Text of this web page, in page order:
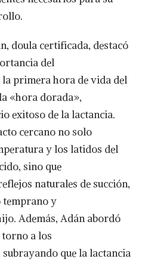
doula certificada, destacó
del
primera hora de vida del
«hora dorada»,
exitoso de la lactancia.
cercano no solo
y los latidos del
sino que
naturales de succión,
y
Además, Adán abordó
torno a los
que la lactancia